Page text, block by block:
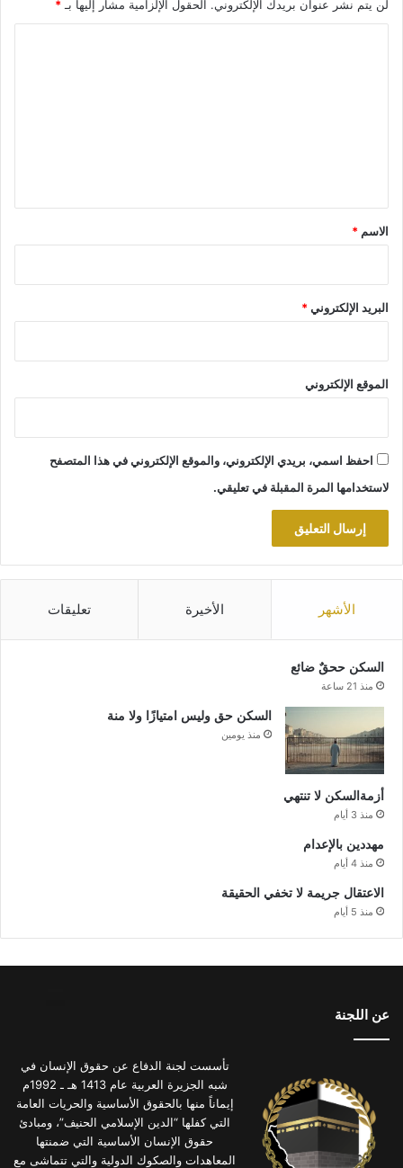
لن يتم نشر عنوان بريدك الإلكتروني. الحقول الإلزامية مشار إليها بـ *
*
الاسم *
البريد الإلكتروني*
الموقع الإلكتروني
احفظ اسمي، بريدي الإلكتروني، والموقع الإلكتروني في هذا المتصفح
لاستخدامها المرة المقبلة في تعليقي.
الأشهر الأخيرة تعليقات
السكن ححقٌ ضائع
منذ 21 ساعة
السكن حق وليس امتيازًا ولا منة
منذ يومين
أزمةالسكن لا تنتهي
منذ 3 أيام
مهددين بالإعدام
منذ 4 أيام
الاعتقال جريمة لا تخفي الحقيقة
منذ 5 أيام
عن اللجنة
تأسست لجنة الدفاع عن حقوق الإنسان في
شبه الجزيرة العربية عام 1413 هـ ـ 1992م
إيماناً منها بالحقوق الأساسية والحريات العامة
التي كفلها “الدين الإسلامي الحنيف”، ومبادئ
حقوق الإنسان الأساسية التي ضمنتها
المعاهدات والصكوك الدولية والتي تتماشى مع